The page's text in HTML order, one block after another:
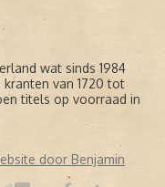
wat sinds 1984
van 1720 tot
titels op voorraad in
door Benjamin